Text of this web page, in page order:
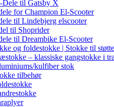
Dele til Gatsby X
for Champion El-Scooter
til Lindebjerg elscooter
til Shoprider
til Dreambike El-Scooter
og foldestokke | Stokke til støtte
– klassiske gangstokke i
kulfiber stok
tilbehør